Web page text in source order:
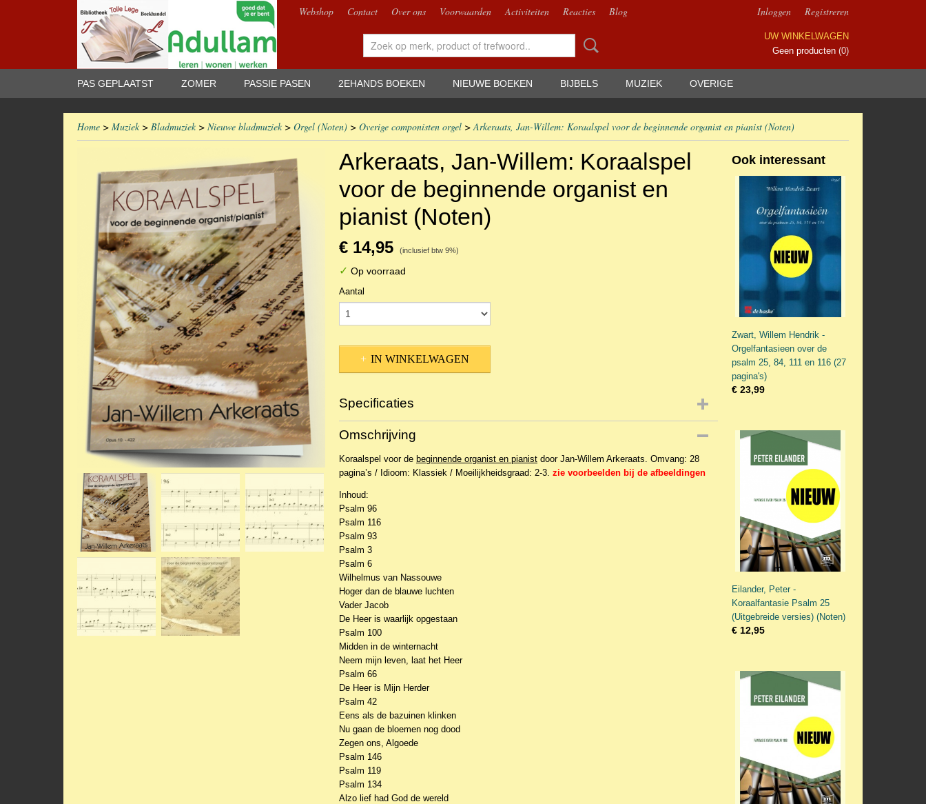
Webshop Contact Over ons Voorwaarden Activiteiten Reacties Blog Inloggen Registreren
UW WINKELWAGEN
Geen producten (0)
PAS GEPLAATST ZOMER PASSIE PASEN 2EHANDS BOEKEN NIEUWE BOEKEN BIJBELS MUZIEK OVERIGE
Home > Muziek> Bladmuziek> Nieuwe bladmuziek> Orgel (Noten) > Overige componisten orgel >Arkeraats, Jan-Willem: Koraalspel voor de beginnende organist en pianist (Noten)
Arkeraats, Jan-Willem: Koraalspel
voor de beginnende organist en
pianist (Noten)
€ 14,95 (inclusief btw 9%)
✓ Op voorraad
Aantal
IN WINKELWAGEN
Specificaties
Productcode
EAN code
Omschrijving
Koraalspel voor de beginnende organist en pianist door Jan-Willem Arkeraats. Omvang: 28
pagina’s / Idioom: Klassiek / Moeilijkheidsgraad: 2-3. zie voorbeelden bij de afbeeldingen
Inhoud:
Psalm 96
Psalm 116
Psalm 93
Psalm 3
Psalm 6
Wilhelmus van Nassouwe
Hoger dan de blauwe luchten
Vader Jacob
De Heer is waarlijk opgestaan
Psalm 100
Midden in de winternacht
Neem mijn leven, laat het Heer
Psalm 66
De Heer is Mijn Herder
Psalm 42
Eens als de bazuinen klinken
Nu gaan de bloemen nog dood
Zegen ons, Algoede
Psalm 146
Psalm 119
Psalm 134
Alzo lief had God de wereld
Ook interessant
Zwart, Willem Hendrik -
Orgelfantasieen over de
psalm 25, 84, 111 en 116 (27
pagina's)
€ 23,99
Eilander, Peter -
Koraalfantasie Psalm 25
(Uitgebreide versies) (Noten)
€ 12,95